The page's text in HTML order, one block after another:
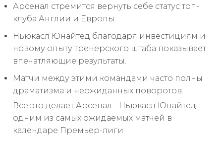
Арсенал стремится вернуть себе статус топ-
клуба Англии и Европы.
Ньюкасл Юнайтед благодаря инвестициям и
новому опыту тренерского штаба показывает
впечатляющие результаты.
Матчи между этими командами часто полны
драматизма и неожиданных поворотов.
Все это делает Арсенал - Ньюкасл Юнайтед
одним из самых ожидаемых матчей в
календаре Премьер-лиги.